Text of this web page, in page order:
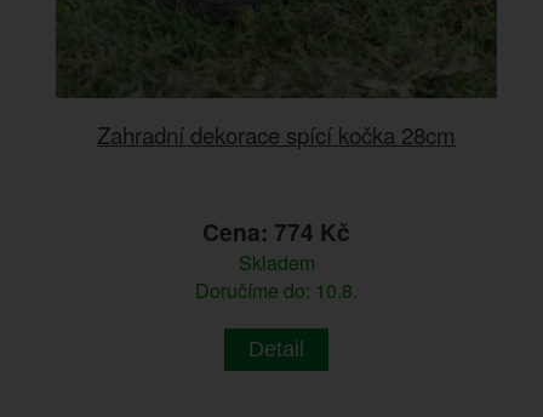
Zahradní dekorace spící kočka 28cm
Cena: 774 Kč
Skladem
Doručíme do: 10.8.
Detail